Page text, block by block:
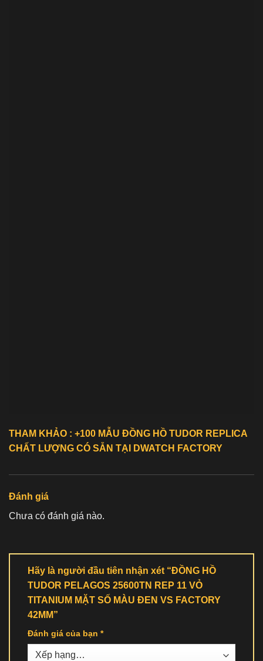
THAM KHẢO : +100 MẪU ĐỒNG HỒ TUDOR REPLICA
CHẤT LƯỢNG CÓ SẴN TẠI DWATCH FACTORY
Đánh giá
Chưa có đánh giá nào.
Hãy là người đầu tiên nhận xét “ĐỒNG HỒ
TUDOR PELAGOS 25600TN REP 11 VỎ
TITANIUM MẶT SỐ MÀU ĐEN VS FACTORY
42MM”
Đánh giá của bạn *